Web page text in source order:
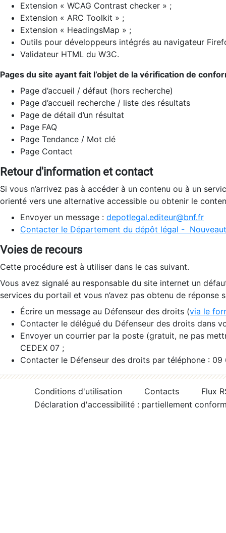
Extension « WCAG Contrast checker » ;
Extension « ARC Toolkit » ;
Extension « HeadingsMap » ;
Outils pour développeurs intégrés au navigateur
Validateur HTML du W3C.
Pages du site ayant fait l’objet de la vérification de
Page d’accueil / défaut (hors recherche)
Page d’accueil recherche / liste des résultats
Page de détail d’un résultat
Page FAQ
Page Tendance / Mot clé
Page Contact
Retour d'information et contact
Si vous n’arrivez pas à accéder à un contenu ou à un
orienté vers une alternative accessible ou obtenir le
Envoyer un message : depotlegal.editeur@bnf.fr
Contacter le Département du dépôt légal -
Voies de recours
Cette procédure est à utiliser dans le cas suivant.
Vous avez signalé au responsable du site internet un
services du portail et vous n’avez pas obtenu de réponse
Écrire un message au Défenseur des droits (via le
Contacter le délégué du Défenseur des droits dans
Envoyer un courrier par la poste (gratuit, ne pas
CEDEX 07 ;
Contacter le Défenseur des droits par téléphone :
Conditions d'utilisation Contacts
Flux
Déclaration d'accessibilité : partiellement